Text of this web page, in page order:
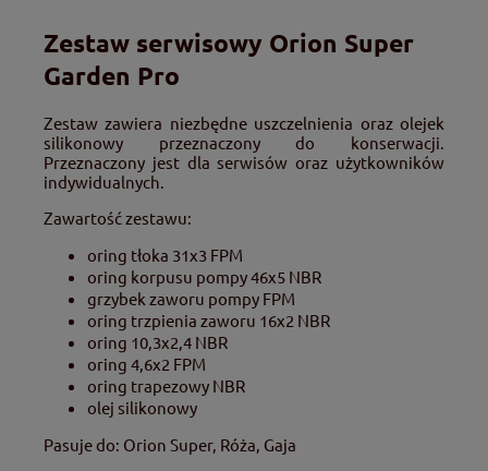
Zestaw serwisowy Orion Super
Garden Pro
Zestaw zawiera niezbędne uszczelnienia oraz olejek
silikonowy przeznaczony do konserwacji.
Przeznaczony jest dla serwisów oraz użytkowników
indywidualnych.
Zawartość zestawu:
oring tłoka 31x3 FPM
oring korpusu pompy 46x5 NBR
grzybek zaworu pompy FPM
oring trzpienia zaworu 16x2 NBR
oring 10,3x2,4 NBR
oring 4,6x2 FPM
oring trapezowy NBR
olej silikonowy
Pasuje do: Orion Super, Róża, Gaja